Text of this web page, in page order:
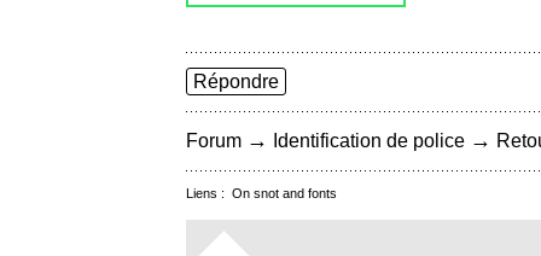
Répondre
Forum → Identification de police →
Liens : On snot and fonts